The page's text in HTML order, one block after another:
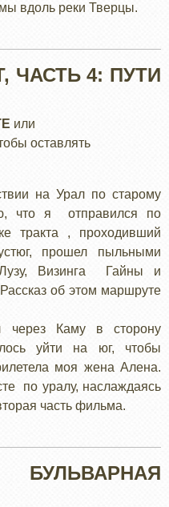
вдоль реки Тверцы.
ЧАСТЬ 4: ПУТИ
или
оставлять
на Урал по старому
что я отправился по
тракта , проходивший
прошел пыльными
Лузу, Визинга Гайны и
об этом маршруте
через Каму в сторону
уйти на юг, чтобы
моя жена Алена.
по уралу, наслаждаясь
часть фильма.
БУЛЬВАРНАЯ